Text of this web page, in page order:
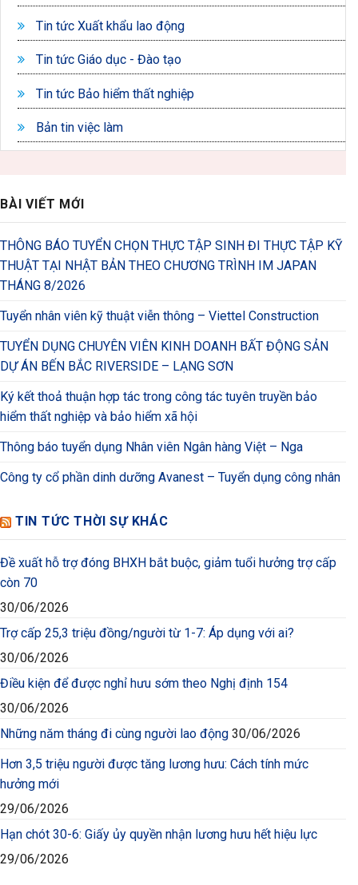
Tin tức Xuất khẩu lao động
Tin tức Giáo dục - Đào tạo
Tin tức Bảo hiểm thất nghiệp
Bản tin việc làm
BÀI VIẾT MỚI
THÔNG BÁO TUYỂN CHỌN THỰC TẬP SINH ĐI THỰC TẬP KỸ
THUẬT TẠI NHẬT BẢN THEO CHƯƠNG TRÌNH IM JAPAN
THÁNG 8/2026
Tuyển nhân viên kỹ thuật viễn thông – Viettel Construction
TUYỂN DỤNG CHUYÊN VIÊN KINH DOANH BẤT ĐỘNG SẢN
DỰ ÁN BẾN BẮC RIVERSIDE – LẠNG SƠN
Ký kết thoả thuận hợp tác trong công tác tuyên truyền bảo
hiểm thất nghiệp và bảo hiểm xã hội
Thông báo tuyển dụng Nhân viên Ngân hàng Việt – Nga
Công ty cổ phần dinh dưỡng Avanest – Tuyển dụng công nhân
TIN TỨC THỜI SỰ KHÁC
Đề xuất hỗ trợ đóng BHXH bắt buộc, giảm tuổi hưởng trợ cấp
còn 70
30/06/2026
Trợ cấp 25,3 triệu đồng/người từ 1-7: Áp dụng với ai?
30/06/2026
Điều kiện để được nghỉ hưu sớm theo Nghị định 154
30/06/2026
Những năm tháng đi cùng người lao động 30/06/2026
Hơn 3,5 triệu người được tăng lương hưu: Cách tính mức
hưởng mới
29/06/2026
Hạn chót 30-6: Giấy ủy quyền nhận lương hưu hết hiệu lực
29/06/2026